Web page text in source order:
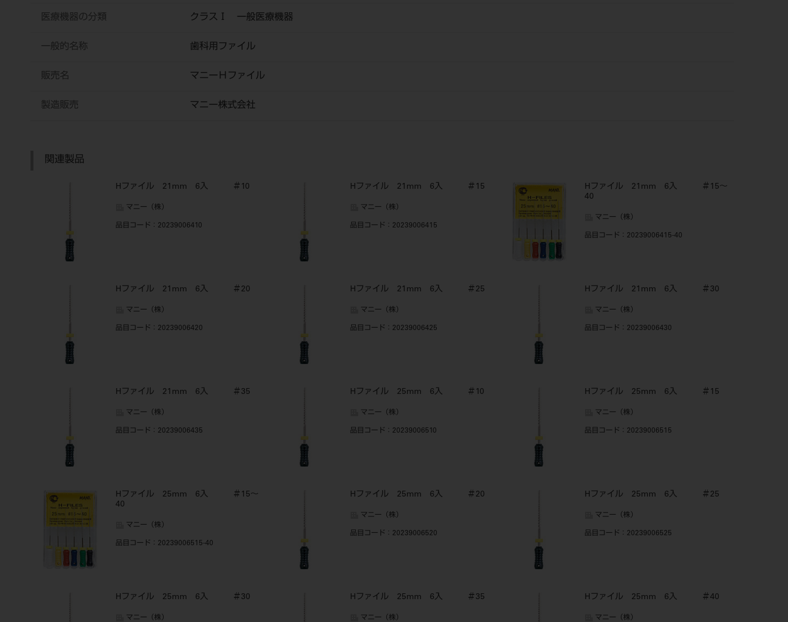
医療機器の分類 クラスⅠ 一般医療機器
一般的名称 歯科用ファイル
販売名 マニーＨファイル
製造販売 マニー株式会社
関連製品
Hファイル 21mm 6入 ＃10
マニー（株）
品目コード ：20239006410
Hファイル 21mm 6入 ＃15
マニー（株）
品目コード ：20239006415
Hファイル 21mm 6入 ＃15～
40
マニー（株）
品目コード ：20239006415-40
Hファイル 21mm 6入 ＃20
マニー（株）
品目コード ：20239006420
Hファイル 21mm 6入 ＃25
マニー（株）
品目コード ：20239006425
Hファイル 21mm 6入 ＃30
マニー（株）
品目コード ：20239006430
Hファイル 21mm 6入 ＃35
マニー（株）
品目コード ：20239006435
Hファイル 25mm 6入 ＃10
マニー（株）
品目コード ：20239006510
Hファイル 25mm 6入 ＃15
マニー（株）
品目コード ：20239006515
Hファイル 25mm 6入 ＃15～
40
マニー（株）
品目コード ：20239006515-40
Hファイル 25mm 6入 ＃20
マニー（株）
品目コード ：20239006520
Hファイル 25mm 6入 ＃25
マニー（株）
品目コード ：20239006525
Hファイル 25mm 6入 ＃30
マニー（株）
Hファイル 25mm 6入 ＃35
マニー（株）
Hファイル 25mm 6入 ＃40
マニー（株）